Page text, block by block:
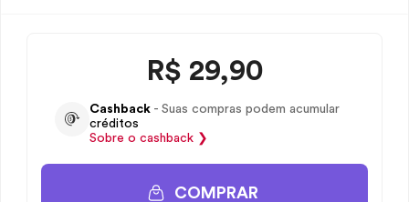
R$ 29,90
Cashback - Suas compras podem acumular
créditos
Sobre o cashback ❯
COMPRAR